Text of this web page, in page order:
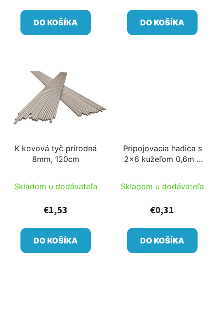
DO KOŠÍKA DO KOŠÍKA
K kovová tyč prírodná
8mm, 120cm
Skladom u dodávateľa
€1,53
DO KOŠÍKA
Pripojovacia hadica s
2x6 kužeľom 0,6m s
Skladom u dodávateľa
€0,31
DO KOŠÍKA